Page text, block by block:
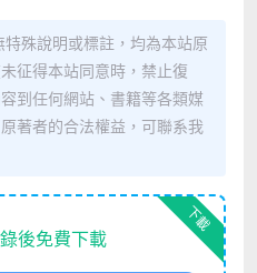
殊說明或標註，均為本站原
征得本站同意時，禁止復
到任何網站、書籍等各類媒
著者的合法權益，可聯系我
下載
後免費下載